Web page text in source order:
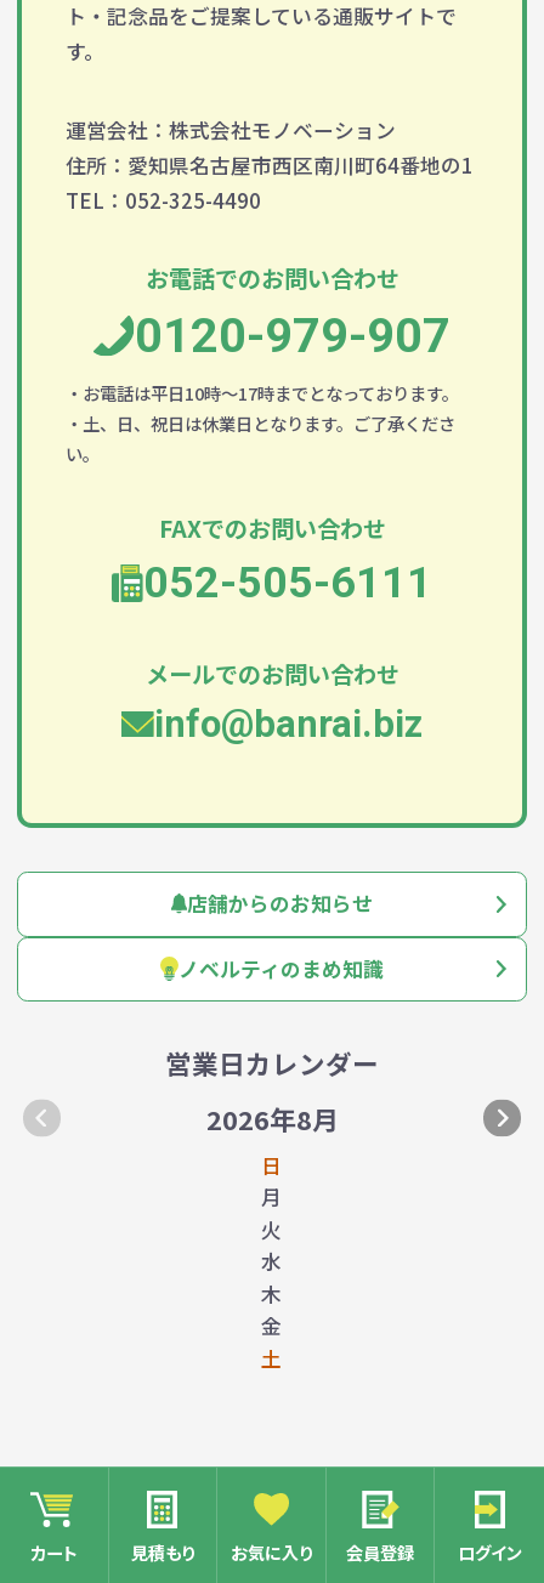
カート 見積もり お気に入り 会員登録 ログイン
ト・記念品をご提案している通販サイトで
す。
運営会社：株式会社モノベーション
住所：愛知県名古屋市西区南川町64番地の1
TEL：052-325-4490
お電話でのお問い合わせ
0120-979-907
・お電話は平日10時～17時までとなっております。
・土、日、祝日は休業日となります。ご了承くださ
い。
FAXでのお問い合わせ
052-505-6111
メールでのお問い合わせ
info@banrai.biz
店舗からのお知らせ
ノベルティのまめ知識
営業日カレンダー
2026年8月
日
月
火
水
木
金
土